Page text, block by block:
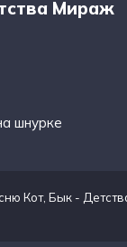
Мираж
шнурке
Кот, Бык -